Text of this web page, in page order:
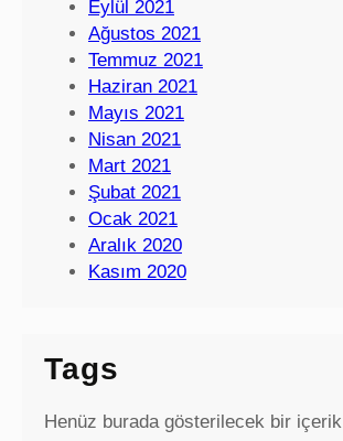
Eylül 2021
Ağustos 2021
Temmuz 2021
Haziran 2021
Mayıs 2021
Nisan 2021
Mart 2021
Şubat 2021
Ocak 2021
Aralık 2020
Kasım 2020
Tags
Henüz burada gösterilecek bir